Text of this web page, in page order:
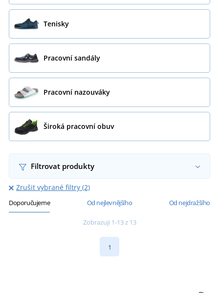
Tenisky
Pracovní sandály
Pracovní nazouváky
Široká pracovní obuv
Filtrovat produkty
Zrušit vybrané filtry (2)
Doporučujeme Od nejlevnějšího Od nejdražšího
Zobrazuji 1-13 z 13
1